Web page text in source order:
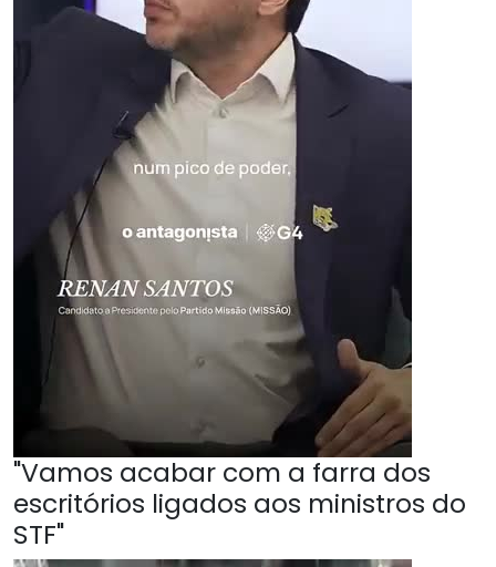
"Vamos acabar com a farra dos
escritórios ligados aos ministros do
STF"